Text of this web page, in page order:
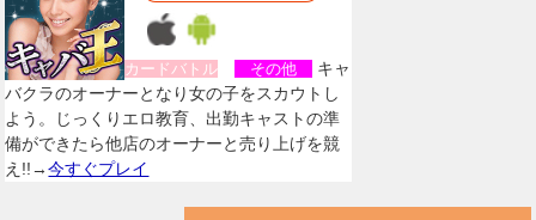
カードバトル その他
キャ
バクラのオーナーとなり女の子をスカウトし
よう。じっくりエロ教育、出勤キャストの準
備ができたら他店のオーナーと売り上げを競
え!!→今すぐプレイ